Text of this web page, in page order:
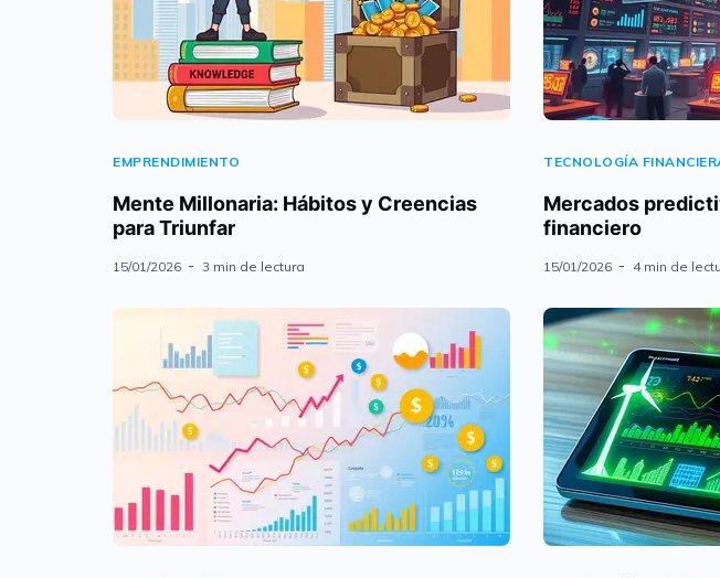
EMPRENDIMIENTO
Mente Millonaria: Hábitos y Creencias
para Triunfar
15/01/2026 3 min de lectura
TECNOLOGÍA
Mercados
financiero
15/01/2026 4 min de